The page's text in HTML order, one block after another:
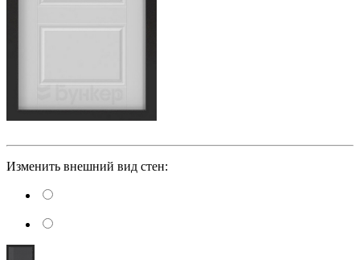
Изменить внешний вид стен: